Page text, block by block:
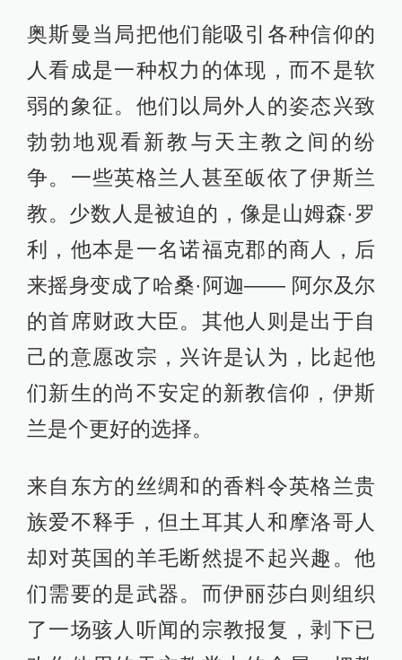
奥斯曼当局把他们能吸引各种信仰的
人看成是一种权力的体现，而不是软
弱的象征。他们以局外人的姿态兴致
勃勃地观看新教与天主教之间的纷
争。一些英格兰人甚至皈依了伊斯兰
教。少数人是被迫的，像是山姆森·罗
利，他本是一名诺福克郡的商人，后
来摇身变成了哈桑·阿迦—— 阿尔及尔
的首席财政大臣。其他人则是出于自
己的意愿改宗，兴许是认为，比起他
们新生的尚不安定的新教信仰，伊斯
兰是个更好的选择。
来自东方的丝绸和的香料令英格兰贵
族爱不释手，但土耳其人和摩洛哥人
却对英国的羊毛断然提不起兴趣。他
们需要的是武器。而伊丽莎白则组织
了一场骇人听闻的宗教报复，剥下已